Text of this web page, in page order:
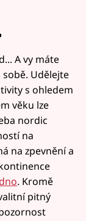
A vy máte
Udělejte
s ohledem
věku lze
nordic
na
na zpevnění a
. Kromě
pitný